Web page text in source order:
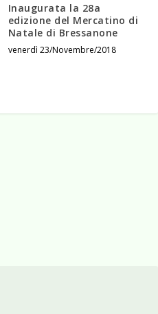
Inaugurata la 28a
edizione del Mercatino di
Natale di Bressanone
venerdì 23/Novembre/2018